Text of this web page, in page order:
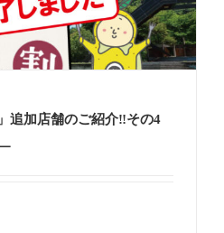
追加店舗のご紹介‼その4